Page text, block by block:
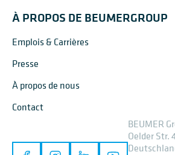
À PROPOS DE BEUMERGROUP
Emplois & Carrières
Presse
À propos de nous
Contact
BEUMER
Oelder Str.